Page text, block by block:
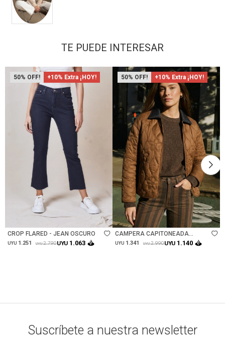
TE PUEDE INTERESAR
50 +10% Extra ¡HOY!
Talle
CROP FLARED - JEAN OSCURO
UYU 1.251 UYU 2.790UYU 1.063
50 +10% Extra ¡HOY!
Talle
CAMPERA CAPITONEADA
FLORES - CHOCOLATE
UYU 1.341 UYU 2.990UYU 1.140
Suscríbete a nuestra newsletter